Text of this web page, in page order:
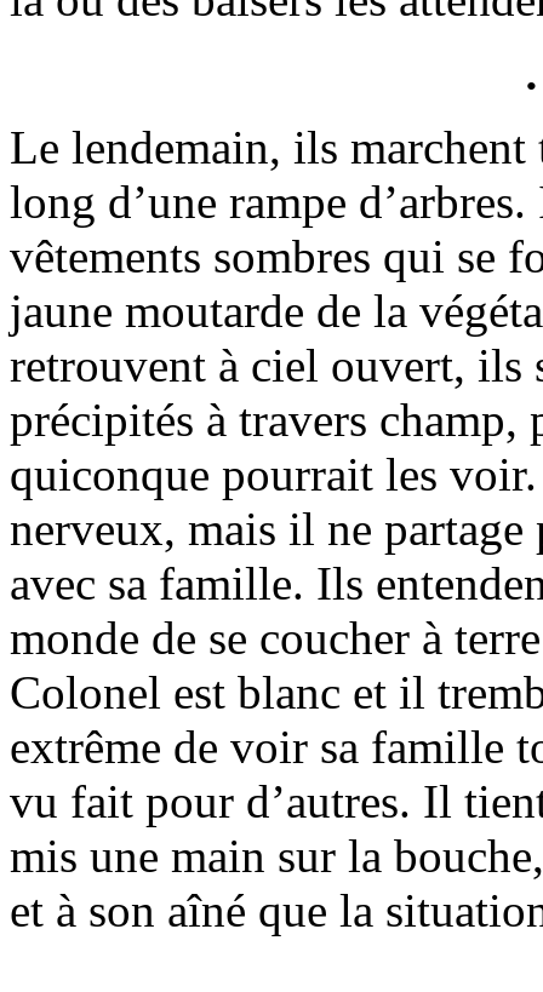
Le lendemain, ils marchent
long d’une rampe
vêtements sombres qui se
jaune moutarde de la
retrouvent à ciel ouvert, ils
précipités à travers champ,
quiconque pourrait les
nerveux, mais il ne partage
avec sa famille. Ils
monde de se coucher à
Colonel est blanc et il
extrême de voir sa famille
vu fait pour d’autres. Il
mis une main sur la
et à son aîné que la